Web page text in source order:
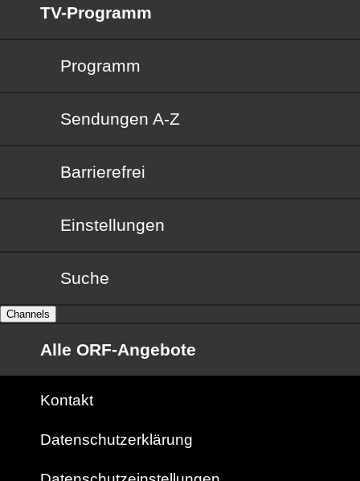
TV-Programm
Programm
Sendungen von A bis Z
Sendungen A-Z
Barrierefrei
Barrierefrei
Einstellungen
Suche
Channels
Alle ORF-Angebote
Kontakt
Datenschutzerklärung